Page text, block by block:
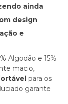
ainda
design
e
Algodão e 15%
macio,
para os
garante